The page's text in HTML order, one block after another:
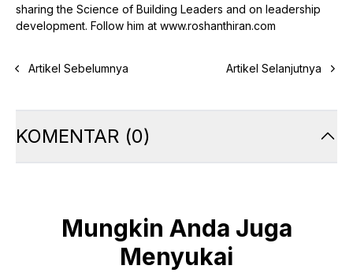
sharing the Science of Building Leaders and on leadership
development. Follow him at www.roshanthiran.com
Artikel Sebelumnya Artikel Selanjutnya
KOMENTAR (0)
Mungkin Anda Juga
Menyukai